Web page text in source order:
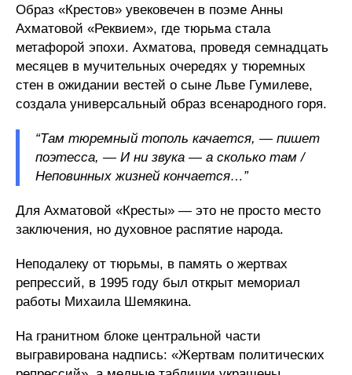
Образ «Крестов» увековечен в поэме Анны
Ахматовой «Реквием», где тюрьма стала
метафорой эпохи. Ахматова, проведя семнадцать
месяцев в мучительных очередях у тюремных
стен в ожидании вестей о сыне Льве Гумилеве,
создала универсальный образ всенародного горя.
“Там тюремный тополь качается, — пишет
поэтесса, — И ни звука — а сколько там /
Неповинных жизней кончается…”
Для Ахматовой «Кресты» — это не просто место
заключения, но духовное распятие народа.
Неподалеку от тюрьмы, в память о жертвах
репрессий, в 1995 году был открыт мемориал
работы Михаила Шемякина.
На гранитном блоке центральной части
выгравирована надпись: «Жертвам политических